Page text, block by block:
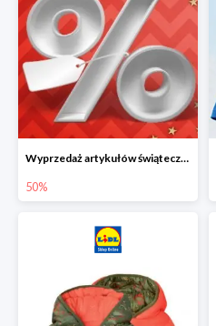
Wyprzedaż artykułów świątecznych w Lidlu Online
50%